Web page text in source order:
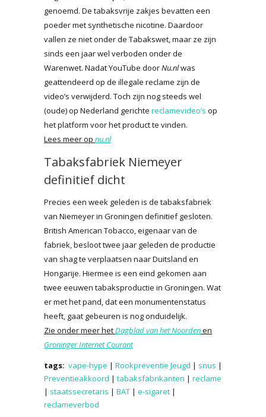
genoemd. De tabaksvrije zakjes bevatten een
poeder met synthetische nicotine. Daardoor
vallen ze niet onder de Tabakswet, maar ze zijn
sinds een jaar wel verboden onder de
Warenwet. Nadat YouTube doorNu.nlwas
geattendeerd op de illegale reclame zijn de
video’s verwijderd. Toch zijn nog steeds wel
(oude) op Nederland gerichte reclamevideo’s op
het platform voor het product te vinden.
Lees meer op nu.nl
Tabaksfabriek Niemeyer
definitief dicht
Precies een week geleden is de tabaksfabriek
van Niemeyer in Groningen definitief gesloten.
British American Tobacco, eigenaar van de
fabriek, besloot twee jaar geleden de productie
van shag te verplaatsen naar Duitsland en
Hongarije. Hiermee is een eind gekomen aan
twee eeuwen tabaksproductie in Groningen. Wat
er met het pand, dat een monumentenstatus
heeft, gaat gebeuren is nog onduidelijk.
Zie onder meer hetDagblad van het Noordenen
Groninger Internet Courant
tags: vape-hype | Rookpreventie Jeugd | snus |
Preventieakkoord | tabaksfabrikanten | reclame
| staatssecretaris | BAT | e-sigaret |
reclameverbod